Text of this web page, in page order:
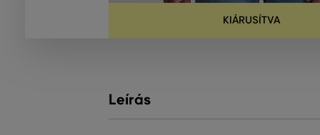
KIÁRUSÍTVA
Leírás